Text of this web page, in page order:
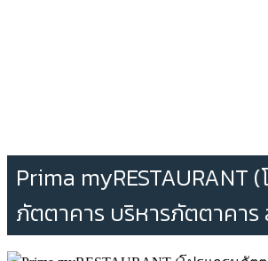
Prima myRESTAURANT
ภัตตาคาร บริหารภัตตาคาร